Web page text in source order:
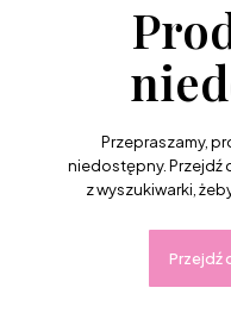
Przepraszamy,
niedostępny. Przejdź
z wyszukiwarki,
Przejdź